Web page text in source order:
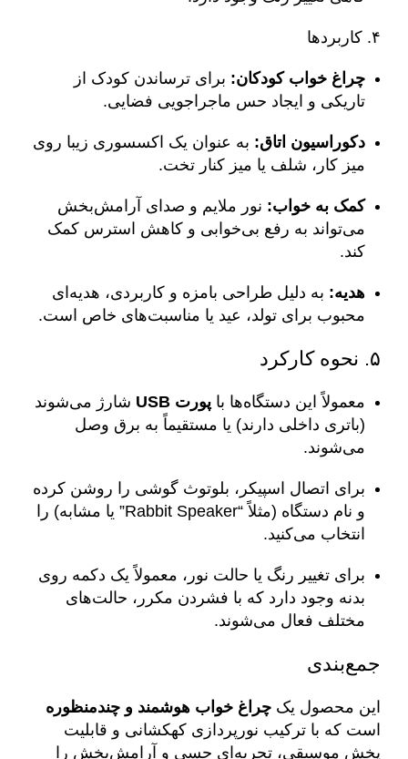
۴. کاربردها
چراغ خواب کودکان: برای ترساندن کودک از
تاریکی و ایجاد حس ماجراجویی فضایی.
دکوراسیون اتاق: به عنوان یک اکسسوری زیبا روی
میز کار، شلف یا میز کنار تخت.
کمک به خواب: نور ملایم و صدای آرامش‌بخش
می‌تواند به رفع بی‌خوابی و کاهش استرس کمک
کند.
هدیه: به دلیل طراحی بامزه و کاربردی، هدیه‌ای
محبوب برای تولد، عید یا مناسبت‌های خاص است.
۵. نحوه کارکرد
معمولاً این دستگاه‌ها با پورت USB
شارژ می‌شوند
(باتری داخلی دارند) یا مستقیماً به برق وصل
می‌شوند.
برای اتصال اسپیکر، بلوتوث گوشی را روشن کرده
و نام دستگاه (مثلاً “Rabbit Speaker” یا مشابه) را
انتخاب می‌کنید.
برای تغییر رنگ یا حالت نور، معمولاً یک دکمه روی
بدنه وجود دارد که با فشردن مکرر، حالت‌های
مختلف فعال می‌شوند.
جمع‌بندی
این محصول یک چراغ خواب هوشمند و چندمنظوره
است که با ترکیب نورپردازی کهکشانی و قابلیت
پخش موسیقی، تجربه‌ای حسی و آرامش‌بخش را